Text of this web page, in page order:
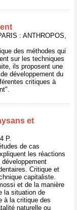
: ANTHROPOS,
des méthodes qui
sur les techniques
ils proposent une
développement du
critiques à
et
P.
de cas
les réactions
Critique et
capitaliste.
et de la manière
la situation de
à la critique des
naturelle ou